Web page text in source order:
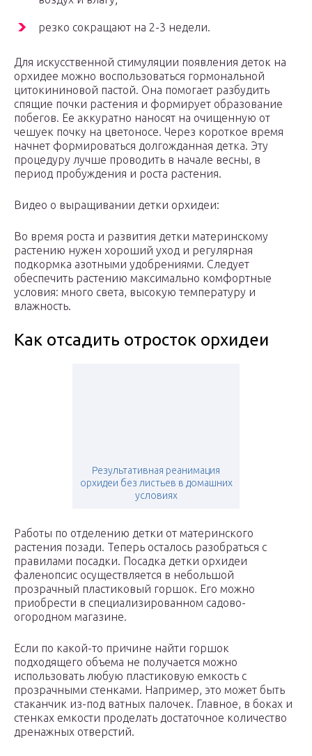
резко сокращают на 2-3 недели.
Для искусственной стимуляции появления деток на
орхидее можно воспользоваться гормональной
цитокининовой пастой. Она помогает разбудить
спящие почки растения и формирует образование
побегов. Ее аккуратно наносят на очищенную от
чешуек почку на цветоносе. Через короткое время
начнет формироваться долгожданная детка. Эту
процедуру лучше проводить в начале весны, в
период пробуждения и роста растения.
Видео о выращивании детки орхидеи:
Во время роста и развития детки материнскому
растению нужен хороший уход и регулярная
подкормка азотными удобрениями. Следует
обеспечить растению максимально комфортные
условия: много света, высокую температуру и
влажность.
Как отсадить отросток орхидеи
Результативная реанимация
орхидеи без листьев в домашних
условиях
Работы по отделению детки от материнского
растения позади. Теперь осталось разобраться с
правилами посадки. Посадка детки орхидеи
фаленопсис осуществляется в небольшой
прозрачный пластиковый горшок. Его можно
приобрести в специализированном садово-
огородном магазине.
Если по какой-то причине найти горшок
подходящего объема не получается можно
использовать любую пластиковую емкость с
прозрачными стенками. Например, это может быть
стаканчик из-под ватных палочек. Главное, в боках и
стенках емкости проделать достаточное количество
дренажных отверстий.